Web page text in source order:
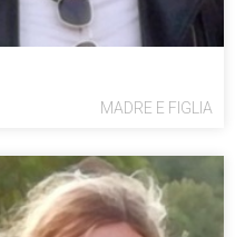
MADRE E FIGLIA